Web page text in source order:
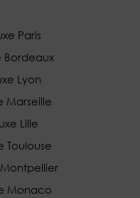
Paris
Bordeaux
Lyon
Marseille
Lille
Toulouse
Monaco